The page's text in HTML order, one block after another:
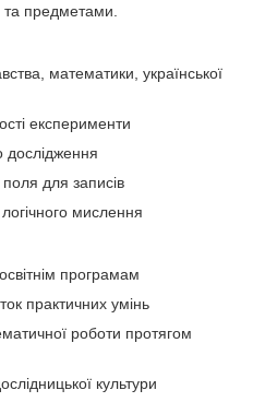
та предметами.
математики, української
експерименти
дослідження
поля для записів
мислення
програмам
практичних умінь
роботи протягом
культури